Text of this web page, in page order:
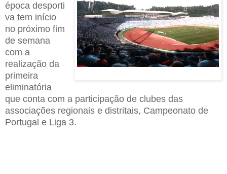
época desporti
va tem início
no próximo fim
de semana
com a
realização da
primeira
eliminatória
que conta com a participação de clubes das
associações regionais e distritais, Campeonato de
Portugal e Liga 3.